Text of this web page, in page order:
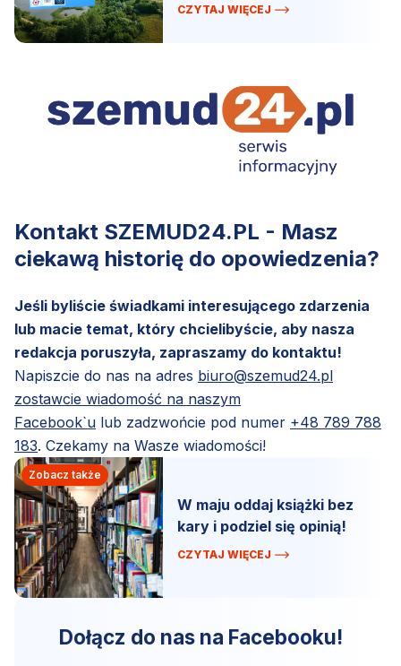
CZYTAJ WIĘCEJ
Kontakt SZEMUD24.PL - Masz
ciekawą historię do opowiedzenia?
Jeśli byliście świadkami interesującego zdarzenia
lub macie temat, który chcielibyście, aby nasza
redakcja poruszyła, zapraszamy do kontaktu!
Napiszcie do nas na adres biuro@szemud24.pl
zostawcie wiadomość na naszym
Facebook`u lub zadzwońcie pod numer +48 789 788
183. Czekamy na Wasze wiadomości!
Zobacz także
W maju oddaj książki bez
kary i podziel się opinią!
CZYTAJ WIĘCEJ
Dołącz do nas na Facebooku!